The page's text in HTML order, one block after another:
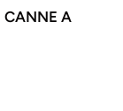
CANNE A